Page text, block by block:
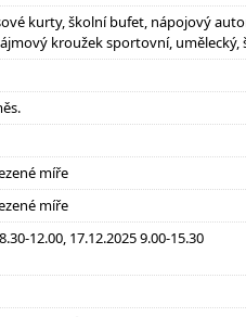
kurty, školní bufet, nápojový
kroužek sportovní, umělecký,
míře
míře
12.00, 17.12.2025 9.00-15.30